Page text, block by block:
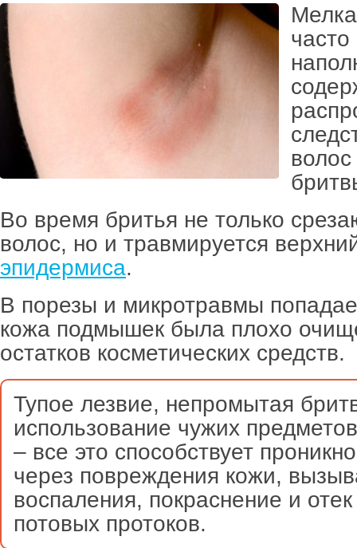
Во время бритья не только
волос, но и травмируется
эпидермиса.
В порезы и микротравмы
кожа подмышек была плохо
остатков косметических средств.
Тупое лезвие, непромытая
использование чужих
– все это способствует
через повреждения кожи,
воспаления, покраснение и
потовых протоков.